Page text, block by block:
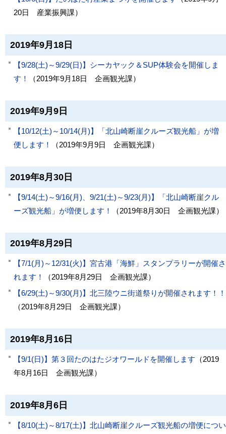
20日
産業振興課）
2019年9月18日
【9/28(土)～9/29(日)】シーカヤック＆SUP体験会を開催しま
す！
（2019年9月18日 企画観光課）
2019年9月9日
【10/12(土)～10/14(月)】「北山崎断崖クルーズ観光船」が増
便します！
（2019年9月9日 企画観光課）
2019年8月30日
【9/14(土)～9/16(月)、9/21(土)～9/23(月)】「北山崎断崖クル
ーズ観光船」が増便します！
（2019年8月30日 企画観光課）
2019年8月29日
【7/1(月)～12/31(火)】宮古港「海鮮」スタンプラリーが開催さ
れます！
（2019年8月29日 企画観光課）
【6/29(土)～9/30(月)】北三陸ウニ街道祭りが開催されます！！
（2019年8月29日 企画観光課）
2019年8月16日
【9/1(日)】第３回たのはたジオワールドを開催します （2019
年8月16日
企画観光課）
2019年8月6日
【8/10(土)～8/17(土)】北山崎断崖クルーズ観光船の増便につい